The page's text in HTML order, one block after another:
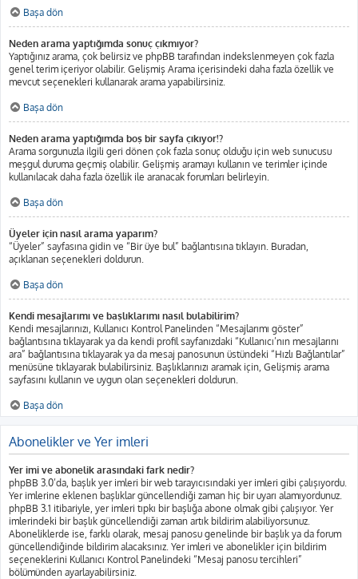
Başa dön
Neden arama yaptığımda sonuç çıkmıyor?
Yaptığınız arama, çok belirsiz ve phpBB tarafından indekslenmeyen çok fazla
genel terim içeriyor olabilir. Gelişmiş Arama içerisindeki daha fazla özellik ve
mevcut seçenekleri kullanarak arama yapabilirsiniz.
Başa dön
Neden arama yaptığımda boş bir sayfa çıkıyor!?
Arama sorgunuzla ilgili geri dönen çok fazla sonuç olduğu için web sunucusu
meşgul duruma geçmiş olabilir. Gelişmiş aramayı kullanın ve terimler içinde
kullanılacak daha fazla özellik ile aranacak forumları belirleyin.
Başa dön
Üyeler için nasıl arama yaparım?
“Üyeler” sayfasına gidin ve “Bir üye bul” bağlantısına tıklayın. Buradan,
açıklanan seçenekleri doldurun.
Başa dön
Kendi mesajlarımı ve başlıklarımı nasıl bulabilirim?
Kendi mesajlarınızı, Kullanıcı Kontrol Panelinden “Mesajlarımı göster”
bağlantısına tıklayarak ya da kendi profil sayfanızdaki “Kullanıcı’nın mesajlarını
ara” bağlantısına tıklayarak ya da mesaj panosunun üstündeki “Hızlı Bağlantılar”
menüsüne tıklayarak bulabilirsiniz. Başlıklarınızı aramak için, Gelişmiş arama
sayfasını kullanın ve uygun olan seçenekleri doldurun.
Başa dön
Abonelikler ve Yer imleri
Yer imi ve abonelik arasındaki fark nedir?
phpBB 3.0’da, başlık yer imleri bir web tarayıcısındaki yer imleri gibi çalışıyordu.
Yer imlerine eklenen başlıklar güncellendiği zaman hiç bir uyarı alamıyordunuz.
phpBB 3.1 itibariyle, yer imleri tıpkı bir başlığa abone olmak gibi çalışıyor. Yer
imlerindeki bir başlık güncellendiği zaman artık bildirim alabiliyorsunuz.
Aboneliklerde ise, farklı olarak, mesaj panosu genelinde bir başlık ya da forum
güncellendiğinde bildirim alacaksınız. Yer imleri ve abonelikler için bildirim
seçeneklerini Kullanıcı Kontrol Panelindeki “Mesaj panosu tercihleri”
bölümünden ayarlayabilirsiniz.